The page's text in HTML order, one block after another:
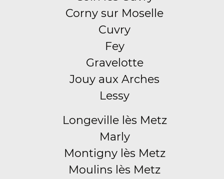
Corny sur Moselle
Cuvry
Fey
Gravelotte
Jouy aux Arches
Lessy
Longeville lès Metz
Marly
Montigny lès Metz
Moulins lès Metz